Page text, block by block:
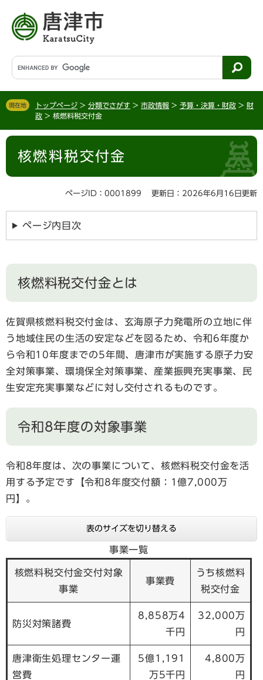
す
。
し
て
文
へ
G
o
g
l
カ
タ
現在地 トップページ > 分類でさがす > 市政情報 > 予算・決算・財政 > 財
政 > 核燃料税交付金
本
核燃料税交付金
ページID：0001899 更新日：2026年6月16日更新
ページ内目次
核燃料税交付金とは
佐賀県核燃料税交付金は、玄海原子力発電所の立地に伴
う地域住民の生活の安定などを図るため、令和6年度か
ら令和10年度までの5年間、唐津市が実施する原子力安
全対策事業、環境保全対策事業、産業振興充実事業、民
生安定充実事業などに対し交付されるものです。
令和8年度の対象事業
令和8年度は、次の事業について、核燃料税交付金を活
用する予定です【令和8年度交付額：1億7,000万
円】。
表のサイズを切り替える
事業一覧
核燃料税交付金交付対象
事業
事業費
うち核燃料
税交付金
防災対策諸費
8,858万4
千円
32,000万
円
唐津衛生処理センター運
営費
5億1,191
万5千円
4,800万
円